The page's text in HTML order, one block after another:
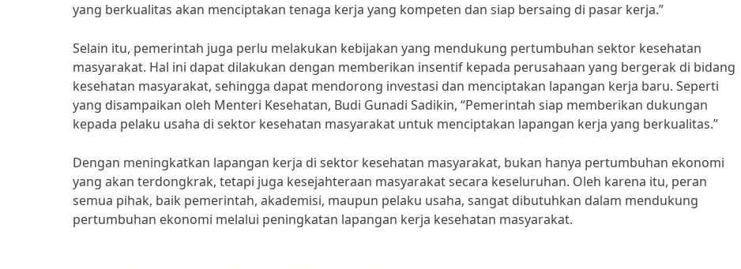
yang berkualitas akan menciptakan tenaga kerja yang kompeten dan siap bersaing di pasar kerja.”
Selain itu, pemerintah juga perlu melakukan kebijakan yang mendukung pertumbuhan sektor kesehatan
masyarakat. Hal ini dapat dilakukan dengan memberikan insentif kepada perusahaan yang bergerak di bidang
kesehatan masyarakat, sehingga dapat mendorong investasi dan menciptakan lapangan kerja baru. Seperti
yang disampaikan oleh Menteri Kesehatan, Budi Gunadi Sadikin, “Pemerintah siap memberikan dukungan
kepada pelaku usaha di sektor kesehatan masyarakat untuk menciptakan lapangan kerja yang berkualitas.”
Dengan meningkatkan lapangan kerja di sektor kesehatan masyarakat, bukan hanya pertumbuhan ekonomi
yang akan terdongkrak, tetapi juga kesejahteraan masyarakat secara keseluruhan. Oleh karena itu, peran
semua pihak, baik pemerintah, akademisi, maupun pelaku usaha, sangat dibutuhkan dalam mendukung
pertumbuhan ekonomi melalui peningkatan lapangan kerja kesehatan masyarakat.